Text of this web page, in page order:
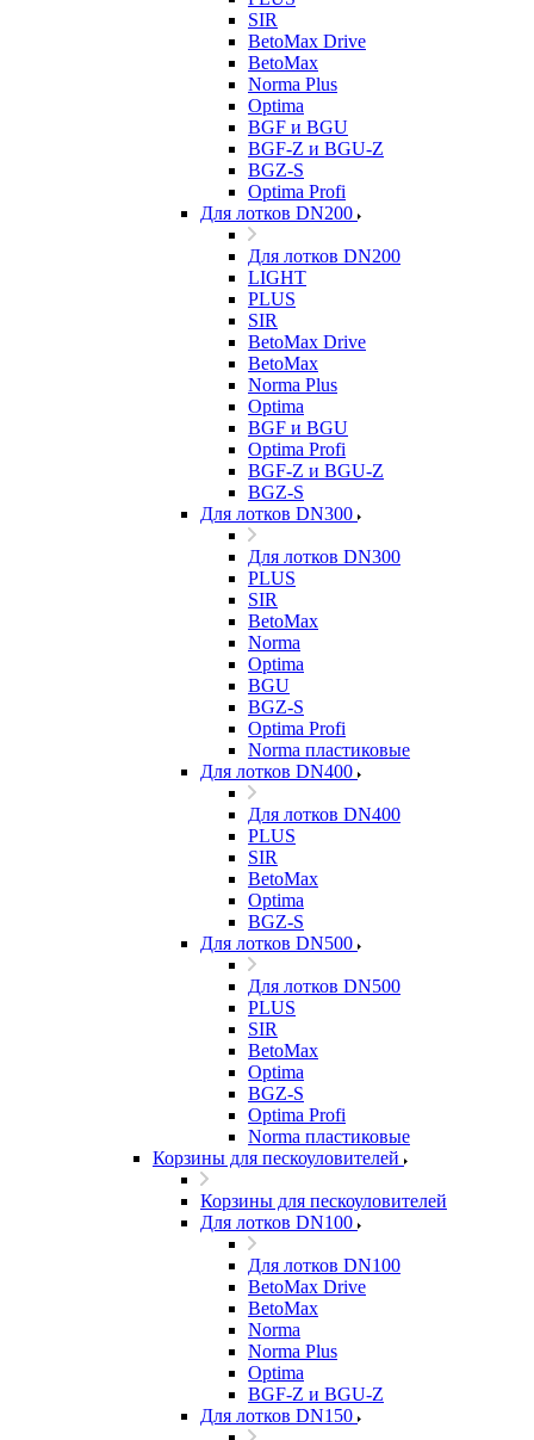
SIR
BetoMax Drive
BetoMax
Norma Plus
Optima
BGF и BGU
BGF-Z и BGU-Z
BGZ-S
Optima Profi
Для лотков DN200
Для лотков DN200
LIGHT
PLUS
SIR
BetoMax Drive
BetoMax
Norma Plus
Optima
BGF и BGU
Optima Profi
BGF-Z и BGU-Z
BGZ-S
Для лотков DN300
Для лотков DN300
PLUS
SIR
BetoMax
Norma
Optima
BGU
BGZ-S
Optima Profi
Norma пластиковые
Для лотков DN400
Для лотков DN400
PLUS
SIR
BetoMax
Optima
BGZ-S
Для лотков DN500
Для лотков DN500
PLUS
SIR
BetoMax
Optima
BGZ-S
Optima Profi
Norma пластиковые
Корзины для пескоуловителей
Корзины для пескоуловителей
Для лотков DN100
Для лотков DN100
BetoMax Drive
BetoMax
Norma
Norma Plus
Optima
BGF-Z и BGU-Z
Для лотков DN150